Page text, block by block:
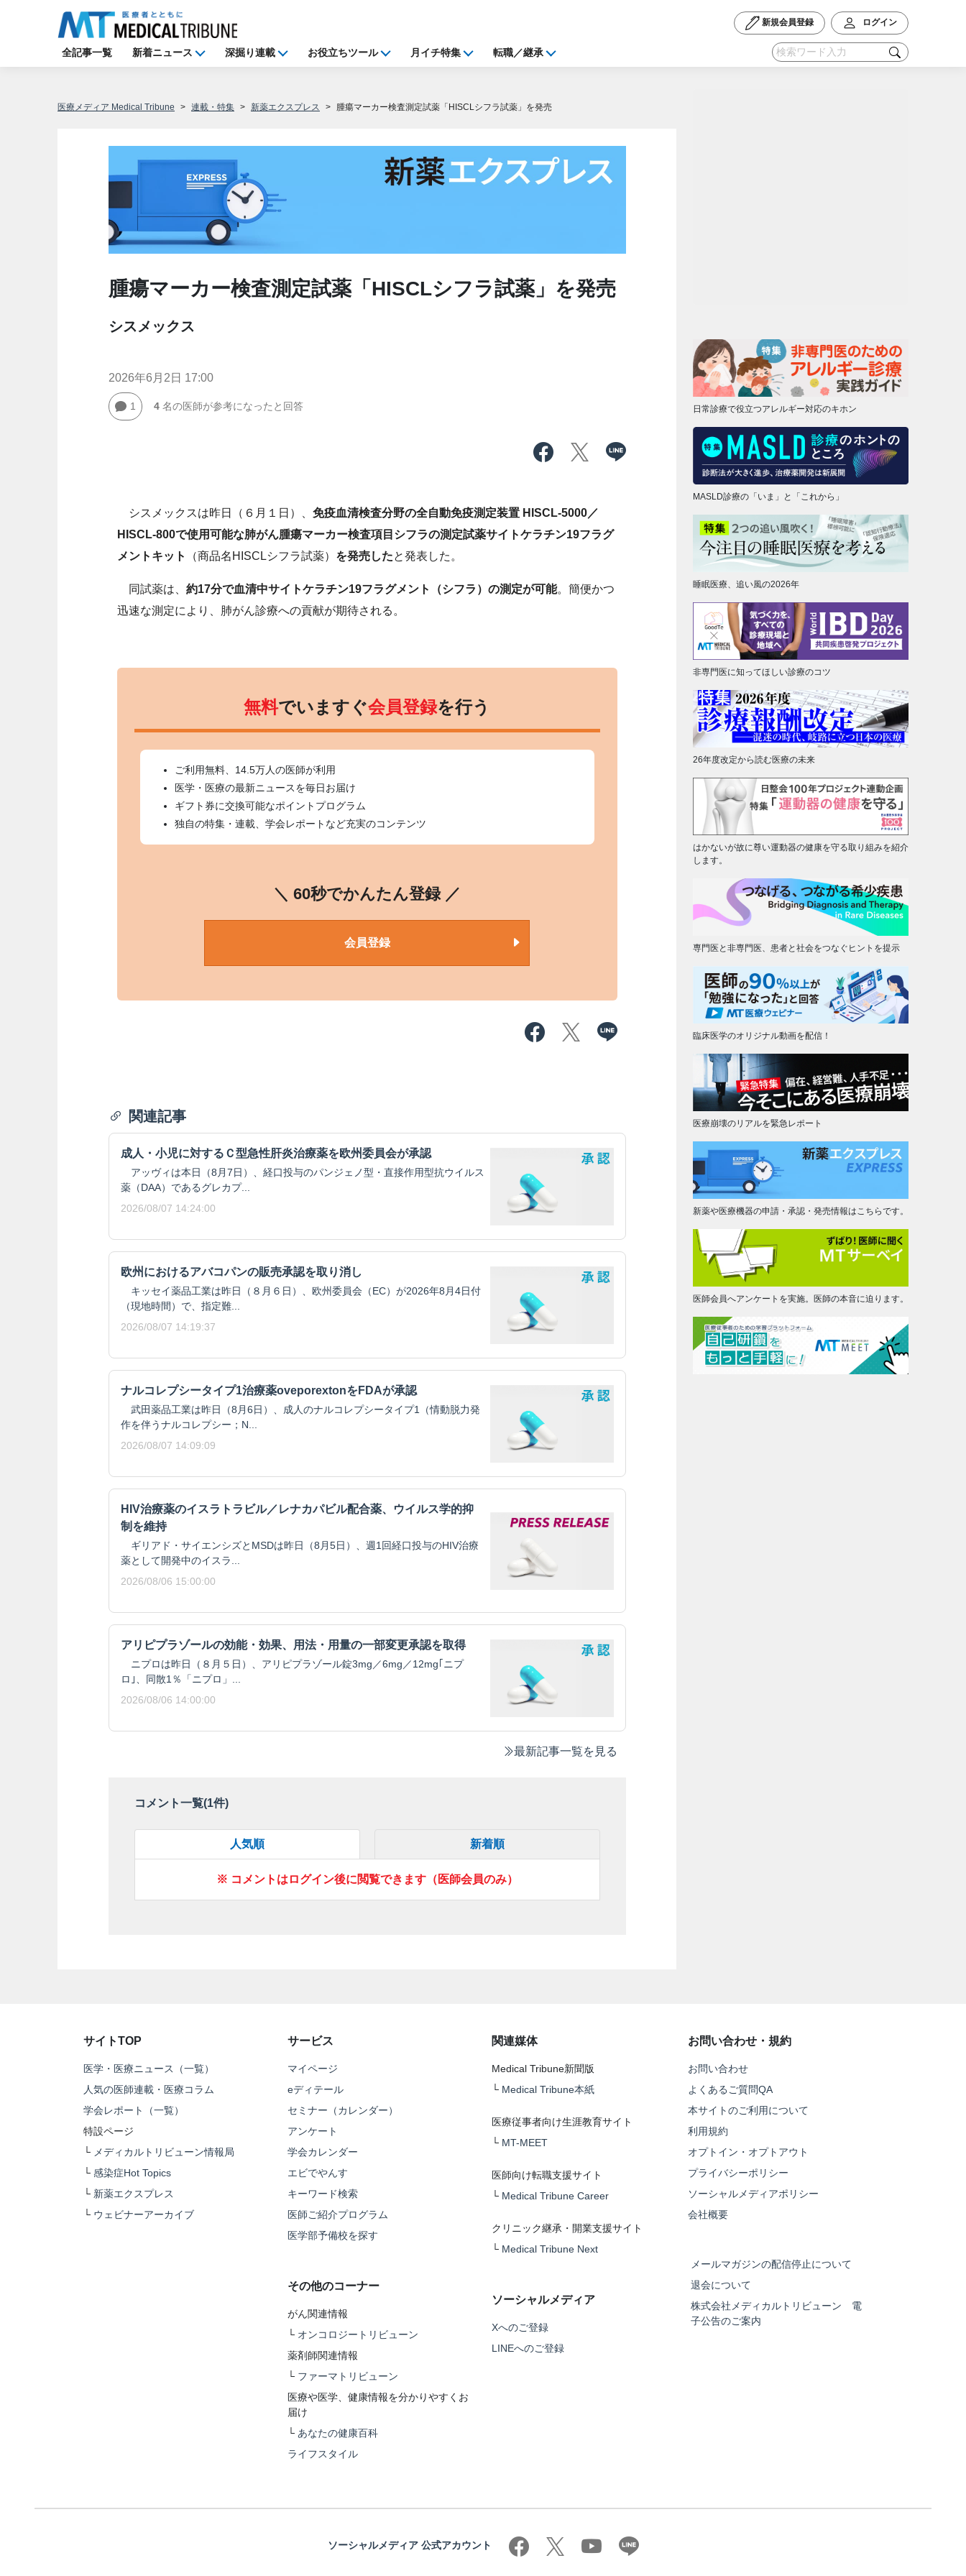
新規会員登録 ログイン
全記事一覧 新着ニュース 深掘り連載 お役立ちツール 月イチ特集 転職／継承
医療メディア Medical Tribune 連載・特集 新薬エクスプレス 腫瘍マーカー検査測定試薬「HISCLシフラ試薬」を発売
腫瘍マーカー検査測定試薬「HISCLシフラ試薬」を発売
シスメックス
2026年6月2日 17:00
1 4名の医師が参考になったと回答
シスメックスは昨日（６月１日）、 免疫血清検査分野の全自動免疫測定装置 HISCL-5000／
HISCL-800で使用可能な肺がん腫瘍マーカー検査項目シフラの測定試薬サイトケラチン19フラグ
メントキット
（商品名HISCLシフラ試薬） を発売したと発表した。
同試薬は、 約17分で血清中サイトケラチン19フラグメント（シフラ）の測定が可能。簡便かつ
迅速な測定により、肺がん診療への貢献が期待される。
無料でいますぐ会員登録を行う
ご利用無料、14.5万人の医師が利用
医学・医療の最新ニュースを毎日お届け
ギフト券に交換可能なポイントプログラム
独自の特集・連載、学会レポートなど充実のコンテンツ
＼ 60秒でかんたん登録 ／
会員登録
関連記事
成人・小児に対するＣ型急性肝炎治療薬を欧州委員会が承認
アッヴィは本日（8月7日）、経口投与のパンジェノ型・直接作用型抗ウイルス
薬（DAA）であるグレカプ...
2026/08/07 14:24:00
欧州におけるアバコパンの販売承認を取り消し
キッセイ薬品工業は昨日（８月６日）、欧州委員会（EC）が2026年8月4日付
（現地時間）で、指定難...
2026/08/07 14:19:37
ナルコレプシータイプ1治療薬oveporextonをFDAが承認
武田薬品工業は昨日（8月6日）、成人のナルコレプシータイプ1（情動脱力発
作を伴うナルコレプシー；N...
2026/08/07 14:09:09
HIV治療薬のイスラトラビル／レナカパビル配合薬、ウイルス学的抑
制を維持
ギリアド・サイエンシズとMSDは昨日（8月5日）、週1回経口投与のHIV治療
薬として開発中のイスラ...
2026/08/06 15:00:00
アリピプラゾールの効能・効果、用法・用量の一部変更承認を取得
ニプロは昨日（８月５日）、アリピプラゾール錠3mg／6mg／12mg｢ニプ
ロ｣、同散1％「ニプロ」...
2026/08/06 14:00:00
最新記事一覧を見る
コメント一覧(1件)
人気順 新着順
※ コメントはログイン後に閲覧できます（医師会員のみ）
日常診療で役立つアレルギー対応のキホン
MASLD診療の「いま」と「これから」
睡眠医療、追い風の2026年
非専門医に知ってほしい診療のコツ
26年度改定から読む医療の未来
はかないが故に尊い運動器の健康を守る取り組みを紹介
します。
専門医と非専門医、患者と社会をつなぐヒントを提示
臨床医学のオリジナル動画を配信！
医療崩壊のリアルを緊急レポート
新薬や医療機器の申請・承認・発売情報はこちらです。
医師会員へアンケートを実施。医師の本音に迫ります。
サイトTOP
医学・医療ニュース（一覧）
人気の医師連載・医療コラム
学会レポート（一覧）
特設ページ
└ メディカルトリビューン情報局
└ 感染症Hot Topics
└ 新薬エクスプレス
└ ウェビナーアーカイブ
サービス
マイページ
eディテール
セミナー（カレンダー）
アンケート
学会カレンダー
エビでやんす
キーワード検索
医師ご紹介プログラム
医学部予備校を探す
その他のコーナー
がん関連情報
└ オンコロジートリビューン
薬剤師関連情報
└ ファーマトリビューン
医療や医学、健康情報を分かりやすくお
届け
└ あなたの健康百科
ライフスタイル
関連媒体
Medical Tribune新聞版
└ Medical Tribune本紙
医療従事者向け生涯教育サイト
└ MT-MEET
医師向け転職支援サイト
└ Medical Tribune Career
クリニック継承・開業支援サイト
└ Medical Tribune Next
ソーシャルメディア
Xへのご登録
LINEへのご登録
お問い合わせ・規約
お問い合わせ
よくあるご質問QA
本サイトのご利用について
利用規約
オプトイン・オプトアウト
プライバシーポリシー
ソーシャルメディアポリシー
会社概要
メールマガジンの配信停止について
退会について
株式会社メディカルトリビューン 電
子公告のご案内
ソーシャルメディア 公式アカウント